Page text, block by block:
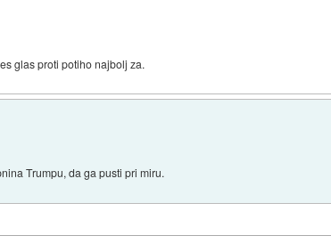
glas proti potiho najbolj za.
Trumpu, da ga pusti pri miru.